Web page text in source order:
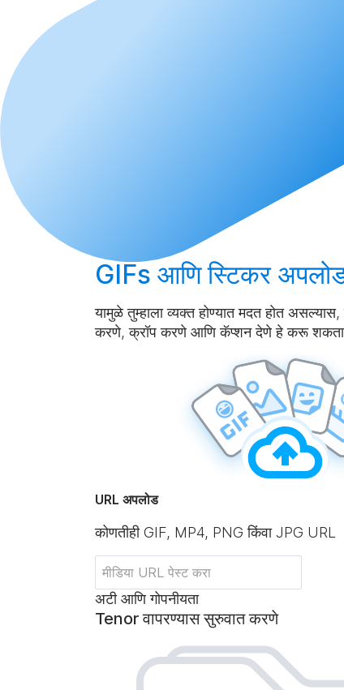
GIFs आणि स्टिकर
यामुळे तुम्हाला व्यक्त होण्यात मदत होत
करणे, क्रॉप करणे आणि कॅप्शन देणे हे करू
URL अपलोड
कोणतीही GIF, MP4, PNG किंवा JPG URL
अटी आणि गोपनीयता
Tenor वापरण्यास सुरुवात करणे